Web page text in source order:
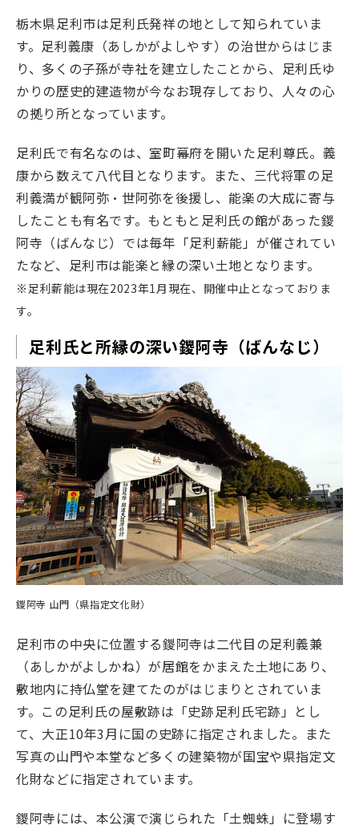
2025年11月29日(土)
沖縄県 久米島 能楽公演
栃木県足利市は足利氏発祥の地として知られていま
す。足利義康（あしかがよしやす）の治世からはじま
り、多くの子孫が寺社を建立したことから、足利氏ゆ
かりの歴史的建造物が今なお現存しており、人々の心
の拠り所となっています。
足利氏で有名なのは、室町幕府を開いた足利尊氏。義
康から数えて八代目となります。また、三代将軍の足
利義満が観阿弥・世阿弥を後援し、能楽の大成に寄与
したことも有名です。もともと足利氏の館があった鑁
阿寺（ばんなじ）では毎年「足利薪能」が催されてい
たなど、足利市は能楽と縁の深い土地となります。
※足利薪能は現在2023年1月現在、開催中止となっておりま
す。
足利氏と所縁の深い鑁阿寺（ばんなじ）
鑁阿寺 山門（県指定文化財）
足利市の中央に位置する鑁阿寺は二代目の足利義兼
（あしかがよしかね）が居館をかまえた土地にあり、
敷地内に持仏堂を建てたのがはじまりとされていま
す。この足利氏の屋敷跡は「史跡足利氏宅跡」とし
て、大正10年3月に国の史跡に指定されました。また
写真の山門や本堂など多くの建築物が国宝や県指定文
化財などに指定されています。
鑁阿寺には、本公演で演じられた「土蜘蛛」に登場す